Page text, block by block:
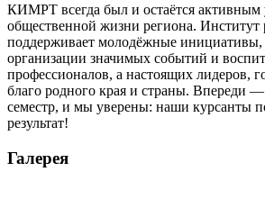
КИМРТ всегда был и остаётся активным
общественной жизни региона. Институт
поддерживает молодёжные инициативы,
организации значимых событий и
профессионалов, а настоящих лидеров,
благо родного края и страны. Впереди
семестр, и мы уверены: наши курсанты
результат!
Галерея